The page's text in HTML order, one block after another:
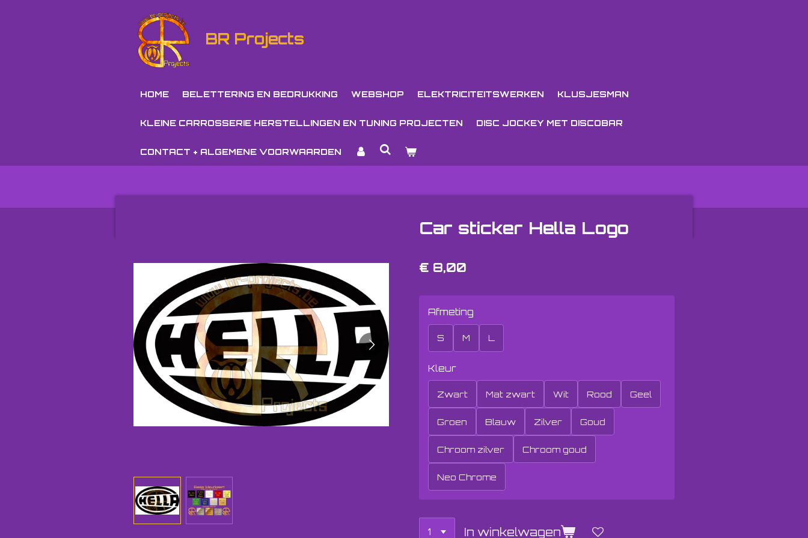
BR Projects
HOME BELETTERING EN BEDRUKKING WEBSHOP ELEKTRICITEITSWERKEN KLUSJESMAN
KLEINE CARROSSERIE HERSTELLINGEN EN TUNING PROJECTEN DISC JOCKEY MET DISCOBAR
CONTACT + ALGEMENE VOORWAARDEN
Car sticker Hella Logo
€ 8,00
Afmeting
S M L
Kleur
Zwart Mat zwart Wit Rood Geel
Groen Blauw Zilver Goud
Chroom zilver Chroom goud
Neo Chrome
In winkelwagen